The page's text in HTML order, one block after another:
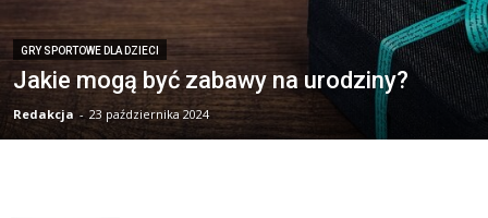
GRY SPORTOWE DLA DZIECI
Jakie mogą być zabawy na urodziny?
Redakcja - 23 października 2024